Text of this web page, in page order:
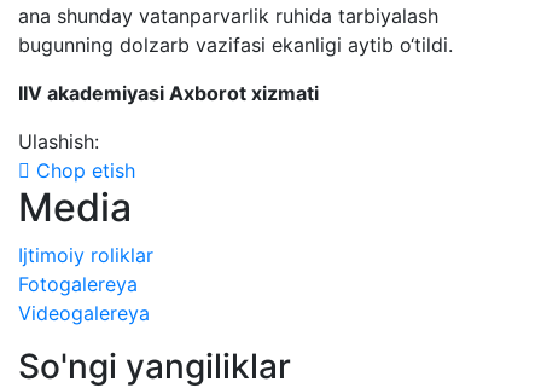
ana shunday vatanparvarlik ruhida tarbiyalash
bugunning dolzarb vazifasi ekanligi aytib o‘tildi.
IIV akademiyasi Axborot xizmati
Ulashish:
Chop etish
Media
Ijtimoiy roliklar
Fotogalereya
Videogalereya
So'ngi yangiliklar